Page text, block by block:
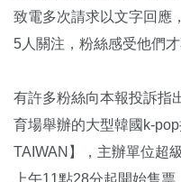
致電多次請求以文字回應
5人關注，粉絲感受他們才
有許多粉絲向本報投訴指
育場舉辦的大型韓國k-
TAIWAN】，主辦單位超
上午11點28分起開始售